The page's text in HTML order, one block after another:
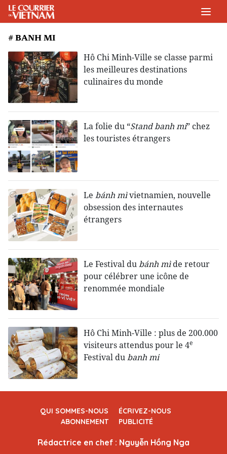
# BANH MI
Hô Chi Minh-Ville se classe parmi
les meilleures destinations
culinaires du monde
La folie du “Stand banh mi” chez
les touristes étrangers
Lebánh mìvietnamien, nouvelle
obsession des internautes
étrangers
Le Festival dubánh mìde retour
pour célébrer une icône de
renommée mondiale
Hô Chi Minh-Ville : plus de 200.000
visiteurs attendus pour le 4e
Festival dubanh mi
QUI SOMMES-NOUS
ÉCRIVEZ-NOUS
ABONNEMENT
PUBLICITÉ
Rédactrice en chef : Nguyễn Hồng Nga